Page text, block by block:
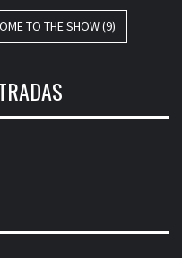
TO THE SHOW(9)